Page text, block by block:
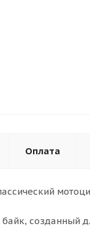
Оплата
созданный